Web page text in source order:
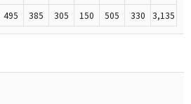
495 385 305 150 505 330 3,135